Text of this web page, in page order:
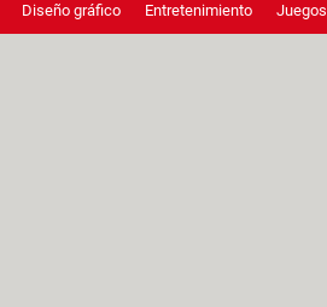
Diseño gráfico Entretenimiento Juegos